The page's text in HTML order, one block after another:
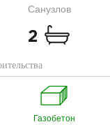
Санузлов
2
Газобетон